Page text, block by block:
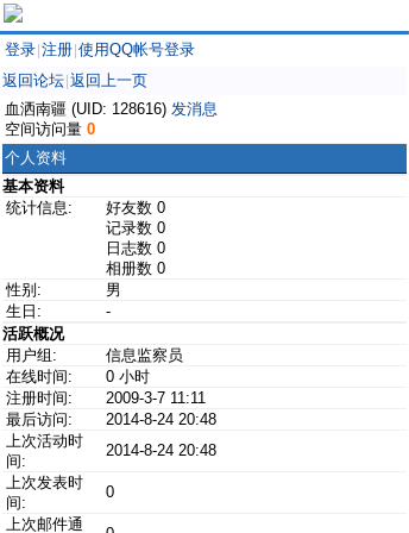
登录 注册 使用QQ帐号登录
返回论坛 返回上一页
血洒南疆 (UID: 128616) 发消息
空间访问量 0
个人资料
基本资料
统计信息:
好友数 0
记录数 0
日志数 0
相册数 0
性别:
男
生日:
-
活跃概况
用户组:
信息监察员
在线时间:
0 小时
注册时间:
2009-3-7 11:11
最后访问:
2014-8-24 20:48
上次活动时
间:
2014-8-24 20:48
上次发表时
间:
0
上次邮件通